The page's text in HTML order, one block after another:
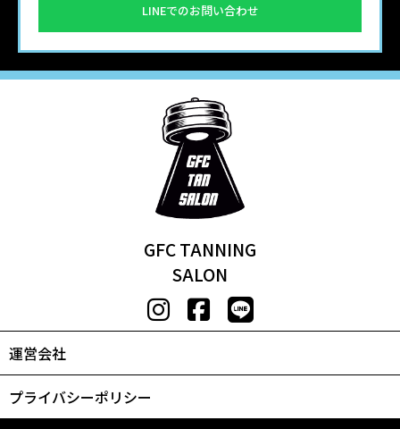
LINEでのお問い合わせ
GFC TANNING
SALON
運営会社
プライバシーポリシー